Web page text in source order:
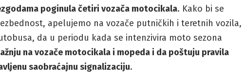
poginula četiri vozača motocikala. Kako bi se
apelujemo na vozače putničkih i teretnih vozila,
da u periodu kada se intenzivira moto sezona
na vozače motocikala i mopeda i da poštuju pravila
saobraćajnu signalizaciju.